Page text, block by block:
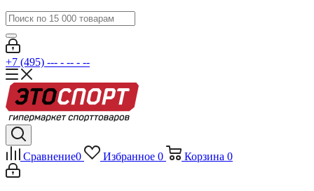
+7 (495) --- - -- - --
Сравнение0 Избранное 0 Корзина 0